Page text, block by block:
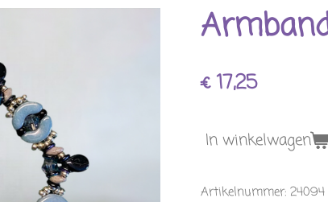
€ 17,25
In winkelwagen
Artikelnummer: 24094